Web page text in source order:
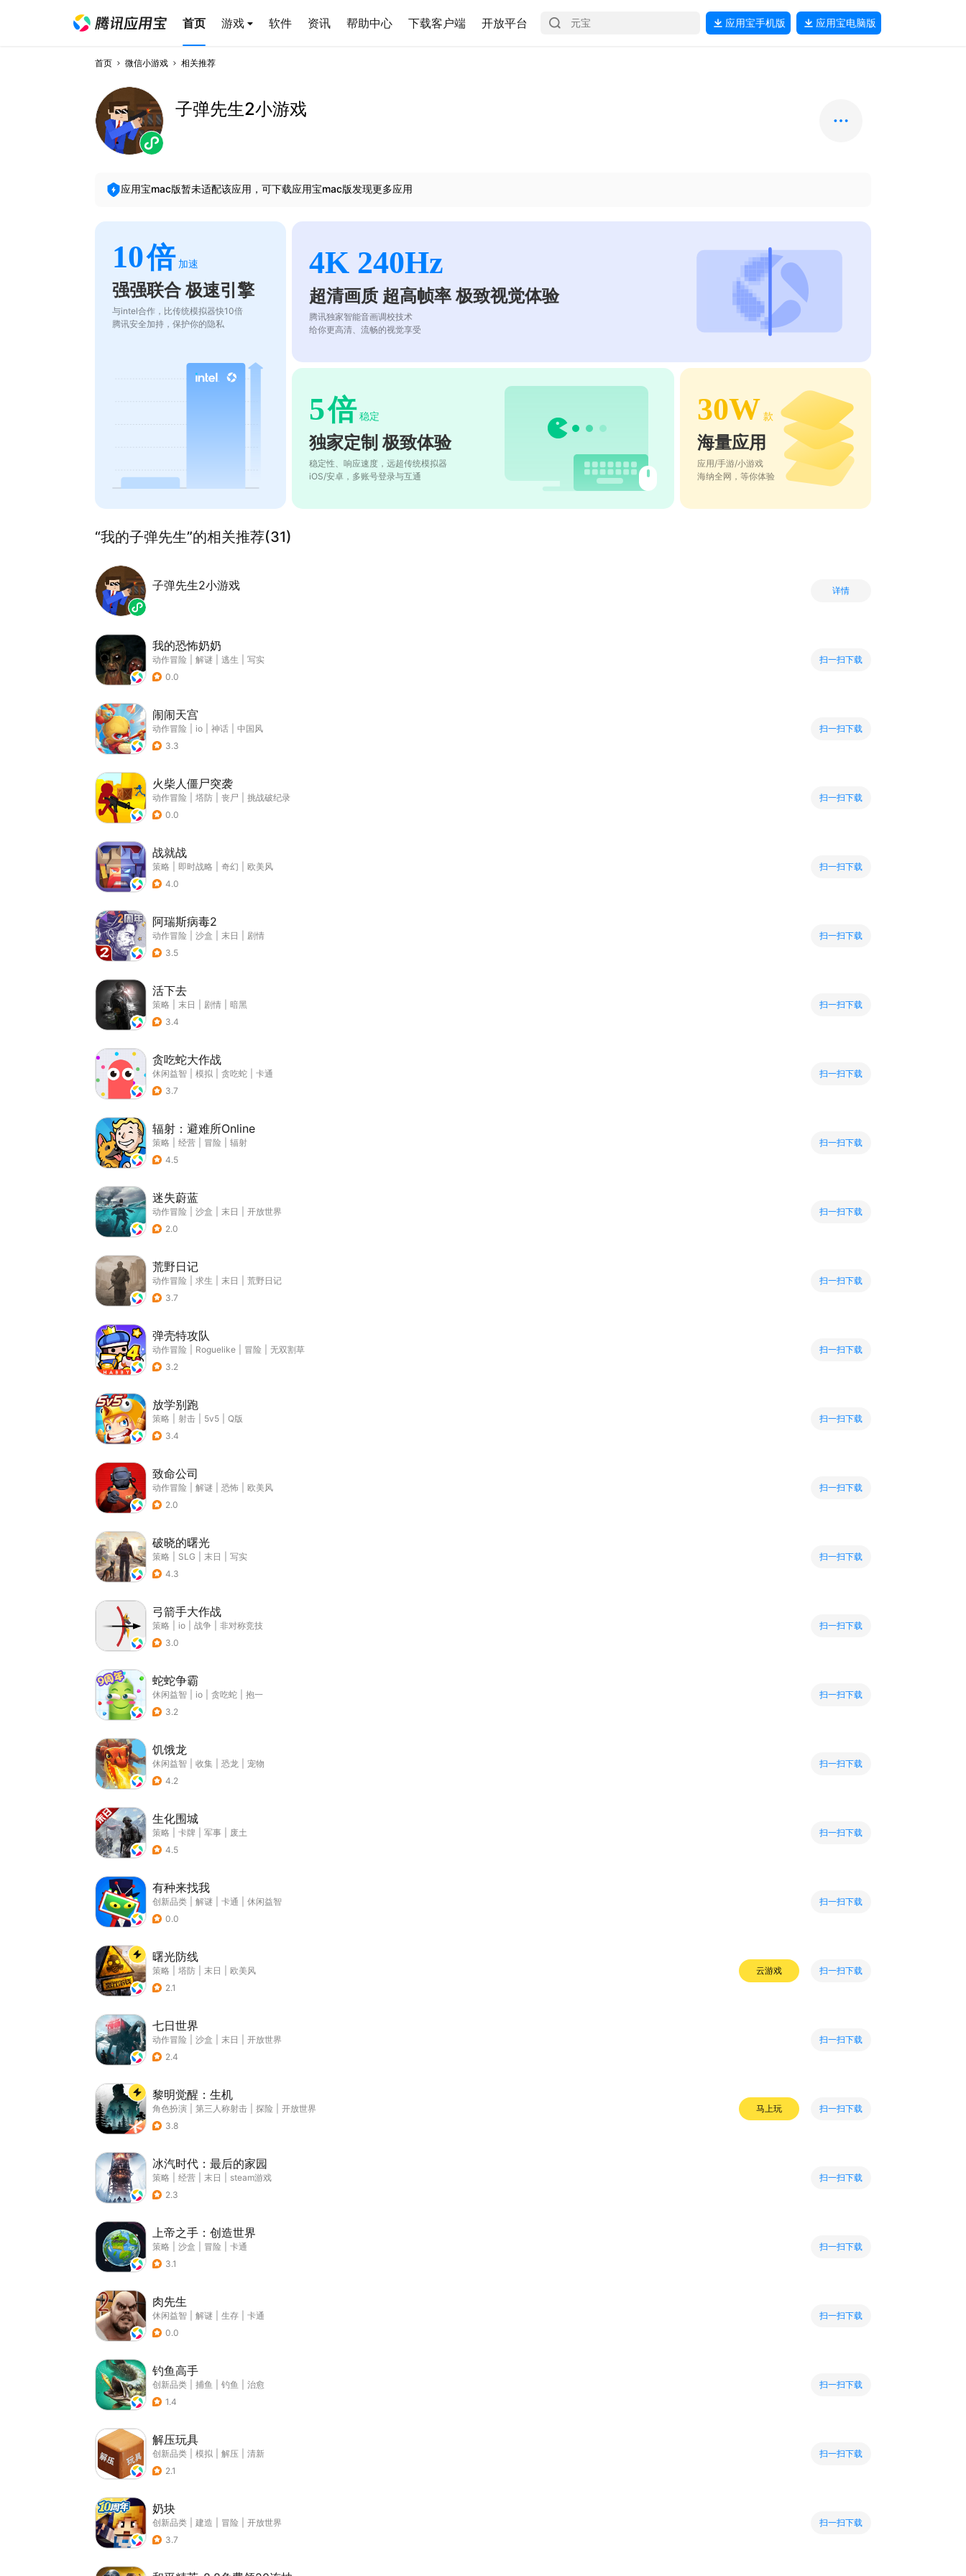
首页 游戏 软件 资讯 帮助中心 下载客户端 开放平台 应用宝手机版 应用宝电脑版
首页 微信小游戏 相关推荐
子弹先生2小游戏
应用宝mac版暂未适配该应用，可下载应用宝mac版发现更多应用
10倍 加速
强强联合 极速引擎
与intel合作，比传统模拟器快10倍
腾讯安全加持，保护你的隐私
4K 240Hz
超清画质 超高帧率 极致视觉体验
腾讯独家智能音画调校技术
给你更高清、流畅的视觉享受
5倍 稳定
独家定制 极致体验
稳定性、响应速度，远超传统模拟器
iOS/安卓，多账号登录与互通
30W 款
海量应用
应用/手游/小游戏
海纳全网，等你体验
“我的子弹先生”的相关推荐(31)
子弹先生2小游戏 详情
我的恐怖奶奶
动作冒险 解谜 逃生
写实
0.0
扫一扫下载
闹闹天宫
动作冒险 io 神话
中国风
3.3
扫一扫下载
火柴人僵尸突袭
动作冒险 塔防 丧尸
挑战破纪录
0.0
扫一扫下载
战就战
策略 即时战略 奇幻
欧美风
4.0
扫一扫下载
阿瑞斯病毒2
动作冒险 沙盒 末日
剧情
3.5
扫一扫下载
活下去
策略 末日 剧情
暗黑
3.4
扫一扫下载
贪吃蛇大作战
休闲益智 模拟 贪吃蛇
卡通
3.7
扫一扫下载
辐射：避难所Online
策略 经营 冒险
辐射
4.5
扫一扫下载
迷失蔚蓝
动作冒险 沙盒 末日
开放世界
2.0
扫一扫下载
荒野日记
动作冒险 求生 末日
荒野日记
3.7
扫一扫下载
弹壳特攻队
动作冒险 Roguelike 冒险
无双割草
3.2
扫一扫下载
放学别跑
策略 射击 5v5
Q版
3.4
扫一扫下载
致命公司
动作冒险 解谜 恐怖
欧美风
2.0
扫一扫下载
破晓的曙光
策略 SLG 末日
写实
4.3
扫一扫下载
弓箭手大作战
策略 io 战争
非对称竞技
3.0
扫一扫下载
蛇蛇争霸
休闲益智 io 贪吃蛇
抱一
3.2
扫一扫下载
饥饿龙
休闲益智 收集 恐龙
宠物
4.2
扫一扫下载
生化围城
策略 卡牌 军事
废土
4.5
扫一扫下载
有种来找我
创新品类 解谜 卡通
休闲益智
0.0
扫一扫下载
曙光防线
策略 塔防 末日
欧美风
2.1
云游戏 扫一扫下载
七日世界
动作冒险 沙盒 末日
开放世界
2.4
扫一扫下载
黎明觉醒：生机
角色扮演 第三人称射击 探险
开放世界
3.8
马上玩 扫一扫下载
冰汽时代：最后的家园
策略 经营 末日
steam游戏
2.3
扫一扫下载
上帝之手：创造世界
策略 沙盒 冒险
卡通
3.1
扫一扫下载
肉先生
休闲益智 解谜 生存
卡通
0.0
扫一扫下载
钓鱼高手
创新品类 捕鱼 钓鱼
治愈
1.4
扫一扫下载
解压玩具
创新品类 模拟 解压
清新
2.1
扫一扫下载
奶块
创新品类 建造 冒险
开放世界
3.7
扫一扫下载